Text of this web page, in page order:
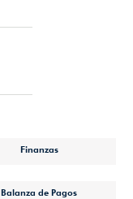
Finanzas
Balanza de Pagos